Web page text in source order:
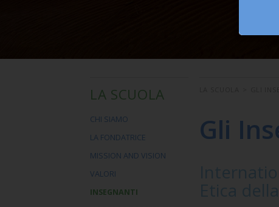
LA SCUOLA
CHI SIAMO
LA FONDATRICE
MISSION AND VISION
VALORI
INSEGNANTI
Gli